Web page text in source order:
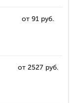
от 91 руб.
от 2527 руб.